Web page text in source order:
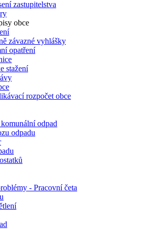
zastupitelstva
obce
závazné vyhlášky
opatření
stažení
rozpočet obce
odpad
odpadu
- Pracovní četa